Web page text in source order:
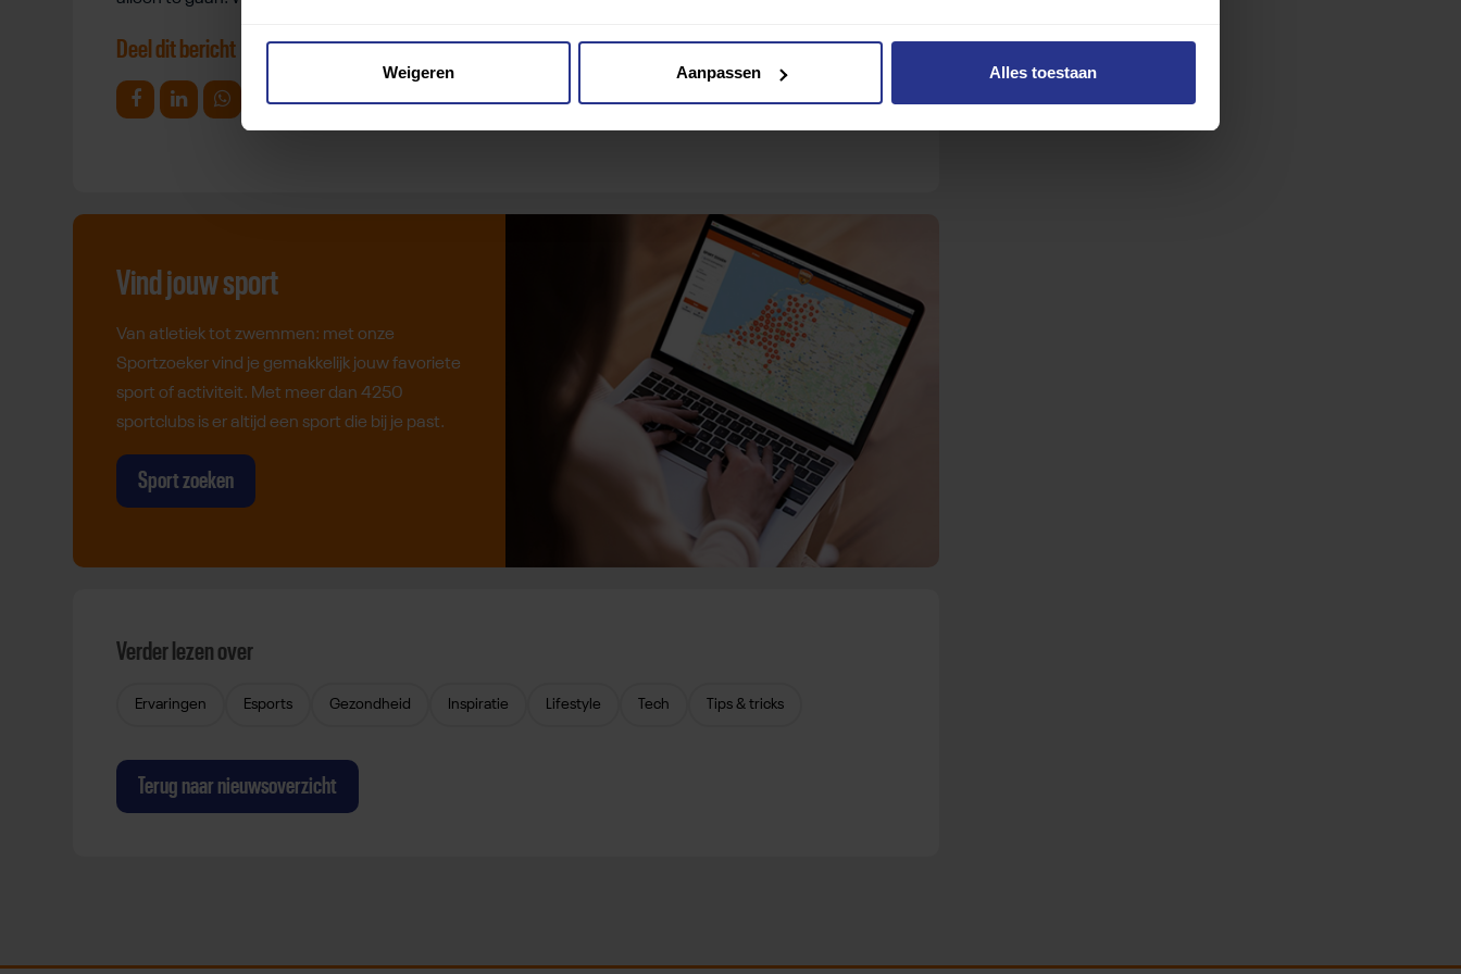
Weigeren Aanpassen Alles toestaan
Deel dit bericht
Deel op Facebook
Deel op LinkedinDeel op Whatsapp
Mail link Kopieer link
Vind jouw sport
Van atletiek tot zwemmen: met onze
Sportzoeker vind je gemakkelijk jouw favoriete
sport of activiteit. Met meer dan 4250
sportclubs is er altijd een sport die bij je past.
Sport zoeken
Verder lezen over
Ervaringen Esports Gezondheid Inspiratie Lifestyle Tech Tips & tricks
Terug naar nieuwsoverzicht